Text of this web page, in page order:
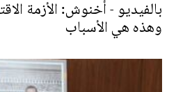
بالفيديو - أخنوش: الأزمة
وهذه هي الأسباب